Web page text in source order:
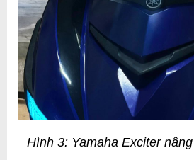
Hình 3: Yamaha Exciter